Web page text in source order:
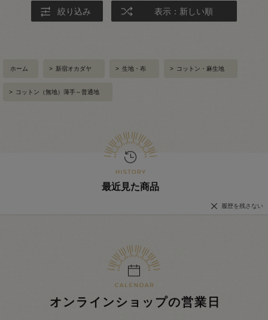
絞り込み 表示：新しい順
ホーム > 新宿オカダヤ > 生地・布 > コットン・麻生地
> コットン（無地）薄手～普通地
最近見た商品
履歴を残さない
オンラインショップの営業日